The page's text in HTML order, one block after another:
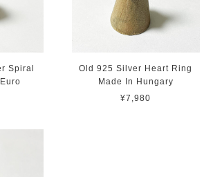
Spiral
Old 925 Silver Heart Ring
Made In Hungary
¥7,980